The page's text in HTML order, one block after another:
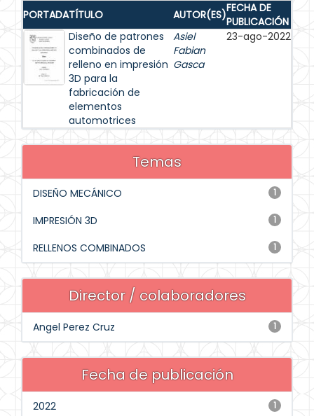
PORTADATÍTULO AUTOR(ES)FECHA DE
PUBLICACIÓN
Diseño de patrones
combinados de
relleno en impresión
3D para la
fabricación de
elementos
automotrices
Asiel
Fabian
Gasca
23-ago-2022
Temas
1
DISEÑO MECÁNICO
1
IMPRESIÓN 3D
1
RELLENOS COMBINADOS
Director / colaboradores
1
Angel Perez Cruz
Fecha de publicación
1
2022